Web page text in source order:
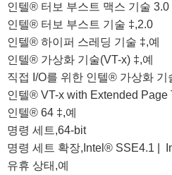
인텔® 터보 부스트 맥스 기술 3.0
인텔® 터보 부스트 기술 ‡,2.0
인텔® 하이퍼 스레딩 기술 ‡,예
인텔® 가상화 기술(VT-x) ‡,예
직접 I/O를 위한 인텔® 가상화 기
인텔® VT-x with Extended Page
인텔® 64 ‡,예
명령 세트,64-bit
명령 세트 확장,Intel® SSE4.1 |
유휴 상태,예